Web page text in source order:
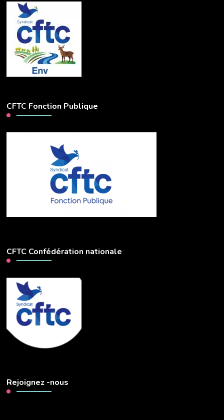
CFTC Fonction Publique
CFTC Confédération nationale
Rejoignez -nous